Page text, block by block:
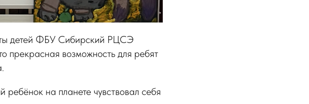
детей ФБУ Сибирский РЦСЭ
прекрасная возможность для ребят
ребёнок на планете чувствовал себя